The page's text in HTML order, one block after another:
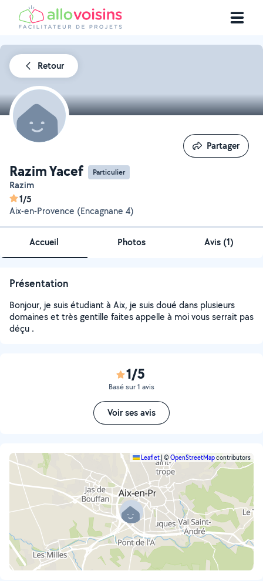
Retour
Razim Yacef Particulier
Razim
1/5
Aix-en-Provence (Encagnane 4)
Partager
Partager
Accueil Photos Avis (1)
Présentation
Bonjour, je suis étudiant à Aix, je suis doué dans plusieurs
domaines et très gentille faites appelle à moi vous serrait pas
déçu .
1/5
Basé sur 1 avis
Voir ses avis
Leaflet ©OpenStreetMapcontributors